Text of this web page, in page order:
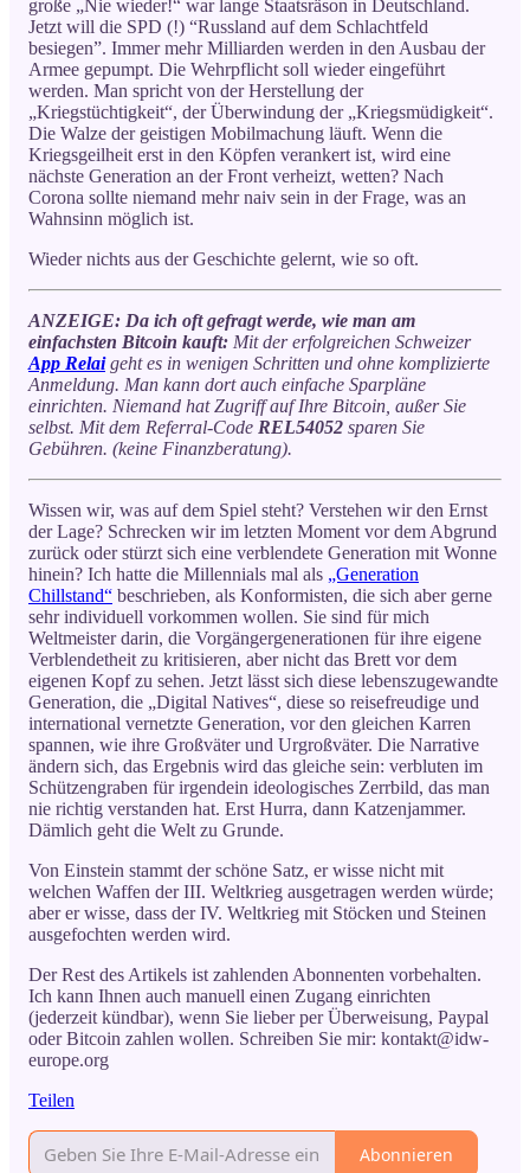
große „Nie wieder!“ war lange Staatsräson in Deutschland.
Jetzt will die SPD (!) “Russland auf dem Schlachtfeld
besiegen”. Immer mehr Milliarden werden in den Ausbau der
Armee gepumpt. Die Wehrpflicht soll wieder eingeführt
werden. Man spricht von der Herstellung der
„Kriegstüchtigkeit“, der Überwindung der „Kriegsmüdigkeit“.
Die Walze der geistigen Mobilmachung läuft. Wenn die
Kriegsgeilheit erst in den Köpfen verankert ist, wird eine
nächste Generation an der Front verheizt, wetten? Nach
Corona sollte niemand mehr naiv sein in der Frage, was an
Wahnsinn möglich ist.
Wieder nichts aus der Geschichte gelernt, wie so oft.
ANZEIGE: Da ich oft gefragt werde, wie man am
einfachsten Bitcoin kauft: Mit der erfolgreichen Schweizer
App Relaigeht es in wenigen Schritten und ohne komplizierte
Anmeldung. Man kann dort auch einfache Sparpläne
einrichten. Niemand hat Zugriff auf Ihre Bitcoin, außer Sie
selbst. Mit dem Referral-Code REL54052 sparen Sie
Gebühren. (keine Finanzberatung).
Wissen wir, was auf dem Spiel steht? Verstehen wir den Ernst
der Lage? Schrecken wir im letzten Moment vor dem Abgrund
zurück oder stürzt sich eine verblendete Generation mit Wonne
hinein? Ich hatte die Millennials mal als „Generation
Chillstand“ beschrieben, als Konformisten, die sich aber gerne
sehr individuell vorkommen wollen. Sie sind für mich
Weltmeister darin, die Vorgängergenerationen für ihre eigene
Verblendetheit zu kritisieren, aber nicht das Brett vor dem
eigenen Kopf zu sehen. Jetzt lässt sich diese lebenszugewandte
Generation, die „Digital Natives“, diese so reisefreudige und
international vernetzte Generation, vor den gleichen Karren
spannen, wie ihre Großväter und Urgroßväter. Die Narrative
ändern sich, das Ergebnis wird das gleiche sein: verbluten im
Schützengraben für irgendein ideologisches Zerrbild, das man
nie richtig verstanden hat. Erst Hurra, dann Katzenjammer.
Dämlich geht die Welt zu Grunde.
Von Einstein stammt der schöne Satz, er wisse nicht mit
welchen Waffen der III. Weltkrieg ausgetragen werden würde;
aber er wisse, dass der IV. Weltkrieg mit Stöcken und Steinen
ausgefochten werden wird.
Der Rest des Artikels ist zahlenden Abonnenten vorbehalten.
Ich kann Ihnen auch manuell einen Zugang einrichten
(jederzeit kündbar), wenn Sie lieber per Überweisung, Paypal
oder Bitcoin zahlen wollen. Schreiben Sie mir: kontakt@idw-
europe.org
Teilen
Abonnieren